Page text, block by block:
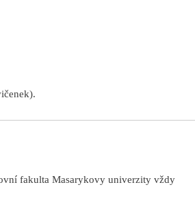
fakulta Masarykovy univerzity vždy